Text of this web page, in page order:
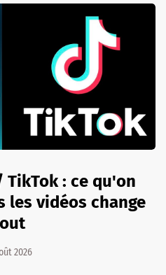
: ce qu'on
les vidéos change
2026